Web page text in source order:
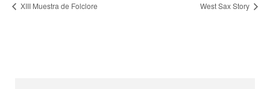
XIII Muestra de Folclore West Sax Story